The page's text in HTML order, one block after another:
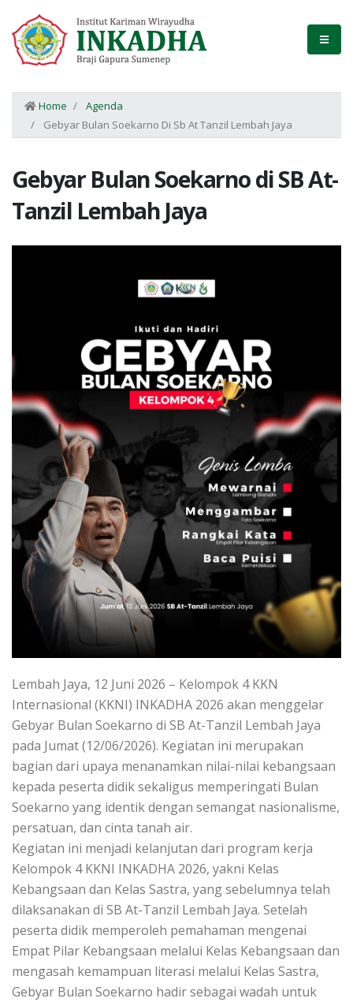
Home
Agenda
Gebyar Bulan Soekarno Di Sb At Tanzil Lembah Jaya
Gebyar Bulan Soekarno di SB At-
Tanzil Lembah Jaya
Lembah Jaya, 12 Juni 2026 – Kelompok 4 KKN
Internasional (KKNI) INKADHA 2026 akan menggelar
Gebyar Bulan Soekarno di SB At-Tanzil Lembah Jaya
pada Jumat (12/06/2026). Kegiatan ini merupakan
bagian dari upaya menanamkan nilai-nilai kebangsaan
kepada peserta didik sekaligus memperingati Bulan
Soekarno yang identik dengan semangat nasionalisme,
persatuan, dan cinta tanah air.
Kegiatan ini menjadi kelanjutan dari program kerja
Kelompok 4 KKNI INKADHA 2026, yakni Kelas
Kebangsaan dan Kelas Sastra, yang sebelumnya telah
dilaksanakan di SB At-Tanzil Lembah Jaya. Setelah
peserta didik memperoleh pemahaman mengenai
Empat Pilar Kebangsaan melalui Kelas Kebangsaan dan
mengasah kemampuan literasi melalui Kelas Sastra,
Gebyar Bulan Soekarno hadir sebagai wadah untuk